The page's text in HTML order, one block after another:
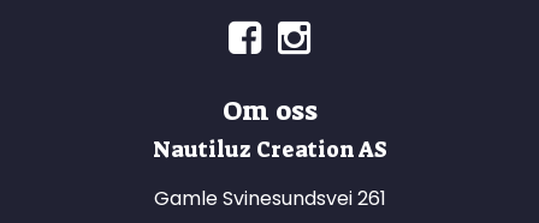
Om oss
Nautiluz Creation AS
Gamle Svinesundsvei 261